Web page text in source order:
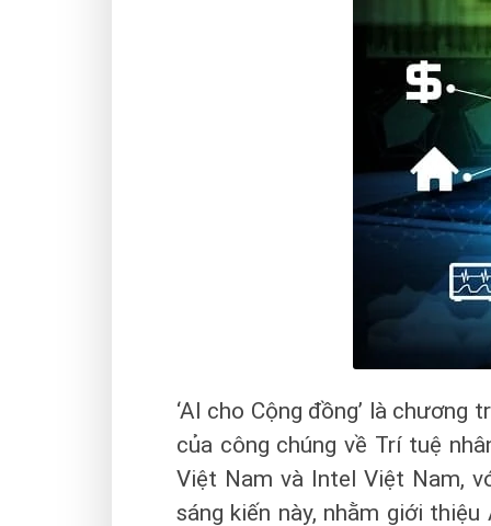
‘AI cho Cộng đồng’ là
của công chúng về Trí tuệ
Việt Nam và Intel Việt Nam,
sáng kiến này, nhằm giới